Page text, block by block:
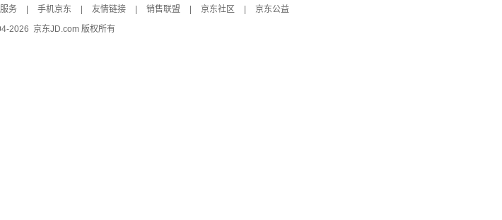
务 手机京东 友情链接 销售联盟 京东社区
京东公益
2026 京东JD.com 版权所有